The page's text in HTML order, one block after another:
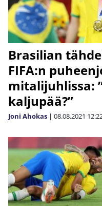
Brasilian
FIFA:n
mitalijuhlissa:
kaljupää?”
Joni Ahokas | 08.08.2021